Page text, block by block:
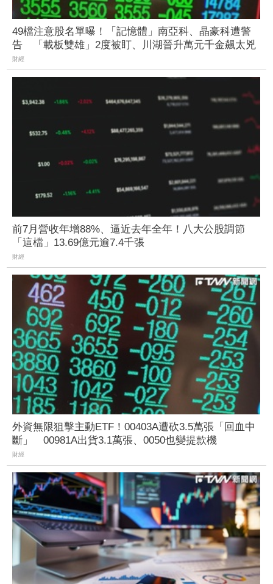
49檔注意股名單曝！「記憶體」南亞科、晶豪科遭警
告 「載板雙雄」2度被盯、川湖晉升萬元千金飆太兇
財經
前7月營收年增88%、逼近去年全年！八大公股調節
「這檔」13.69億元逾7.4千張
財經
外資無限狙擊主動ETF！00403A遭砍3.5萬張「回血中
斷」 00981A出貨3.1萬張、0050也變提款機
財經